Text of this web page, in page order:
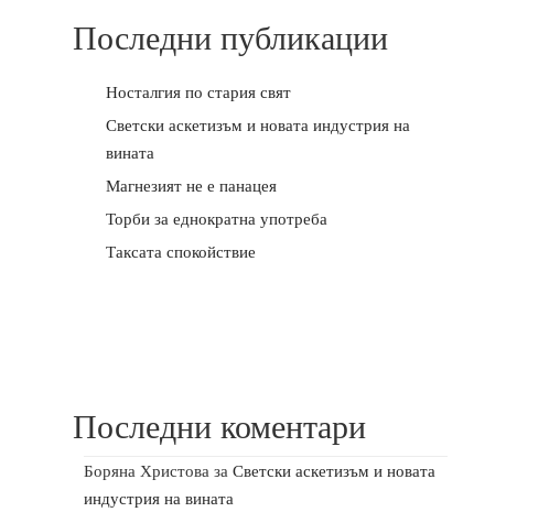
Последни публикации
Носталгия по стария свят
Светски аскетизъм и новата индустрия на
вината
Магнезият не е панацея
Торби за еднократна употреба
Таксата спокойствие
Последни коментари
Боряна Христова за Светски аскетизъм и новата
индустрия на вината